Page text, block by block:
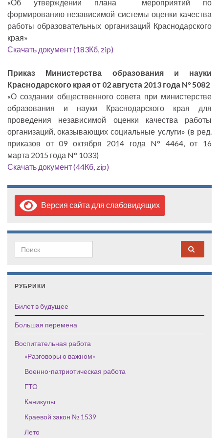
«Об утверждении плана мероприятий по
формированию независимой системы оценки качества
работы образовательных организаций Краснодарского
края»
Скачать документ (183Кб, zip)
Приказ Министерства образования и науки
Краснодарского края от 02 августа 2013 года N° 5082
«О создании общественного совета при министерстве
образования и науки Краснодарского края для
проведения независимой оценки качества работы
организаций, оказывающих социальные услуги» (в ред.
приказов от 09 октября 2014 года N° 4464, от 16
марта 2015 года N° 1033)
Скачать документ (44Кб, zip)
Версия сайта для слабовидящих
Search for:
РУБРИКИ
Билет в будущее
Большая перемена
Воспитательная работа
«Разговоры о важном»
Военно-патриотическая работа
ГТО
Каникулы
Краевой закон № 1539
Лето